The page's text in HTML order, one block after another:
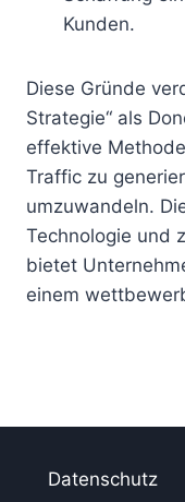
Kunden.
Diese Gründe
Strategie“ als
effektive
Traffic zu
umzuwandeln.
Technologie und
bietet
einem
Datenschutz